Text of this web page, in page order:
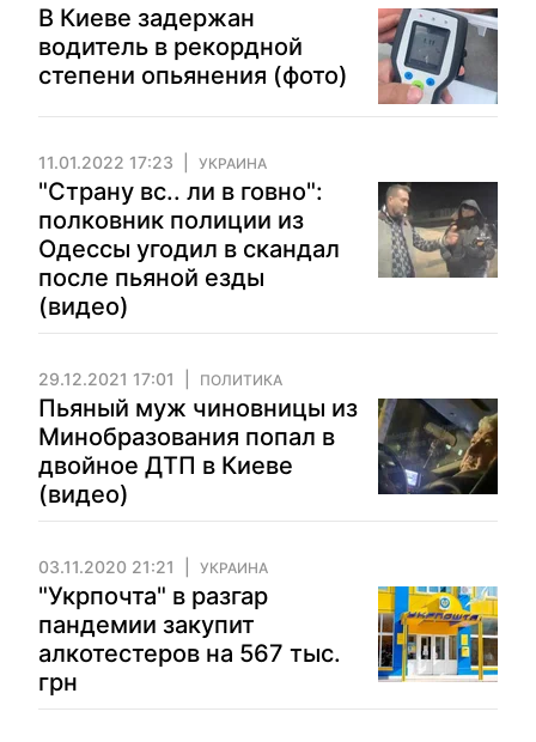
В Киеве задержан
водитель в рекордной
степени опьянения (фото)
11.01.2022 17:23 УКРАИНА
"Страну вс.. ли в говно":
полковник полиции из
Одессы угодил в скандал
после пьяной езды
(видео)
29.12.2021 17:01 ПОЛИТИКА
Пьяный муж чиновницы из
Минобразования попал в
двойное ДТП в Киеве
(видео)
03.11.2020 21:21 УКРАИНА
"Укрпочта" в разгар
пандемии закупит
алкотестеров на 567 тыс.
грн